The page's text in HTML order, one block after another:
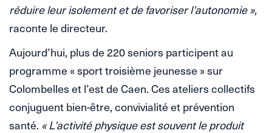
réduire leur isolement et de favoriser l’autonomie »,
raconte le directeur.
Aujourd’hui, plus de 220 seniors participent au
programme « sport troisième jeunesse » sur
Colombelles et l’est de Caen. Ces ateliers collectifs
conjuguent bien-être, convivialité et prévention
santé. « L’activité physique est souvent le produit